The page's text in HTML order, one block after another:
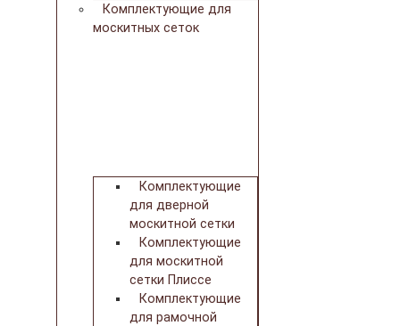
Комплектующие для
москитных сеток
Комплектующие
для дверной
москитной сетки
Комплектующие
для москитной
сетки Плиссе
Комплектующие
для рамочной